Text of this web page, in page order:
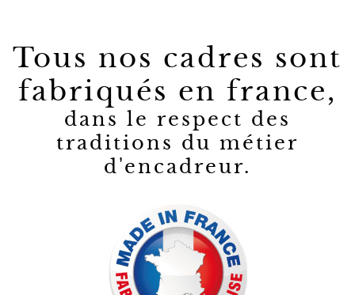
Tous nos cadres sont
fabriqués en france,
dans le respect des
traditions du métier
d'encadreur.